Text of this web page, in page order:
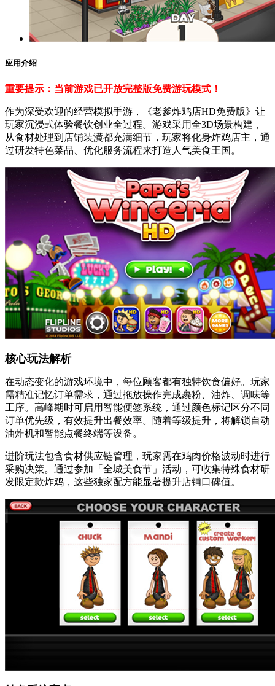
应用介绍
重要提示：当前游戏已开放完整版免费游玩模式！
作为深受欢迎的经营模拟手游，《老爹炸鸡店HD免费版》让
玩家沉浸式体验餐饮创业全过程。游戏采用全3D场景构建，
从食材处理到店铺装潢都充满细节，玩家将化身炸鸡店主，通
过研发特色菜品、优化服务流程来打造人气美食王国。
核心玩法解析
在动态变化的游戏环境中，每位顾客都有独特饮食偏好。玩家
需精准记忆订单需求，通过拖放操作完成裹粉、油炸、调味等
工序。高峰期时可启用智能便签系统，通过颜色标记区分不同
订单优先级，有效提升出餐效率。随着等级提升，将解锁自动
油炸机和智能点餐终端等设备。
进阶玩法包含食材供应链管理，玩家需在鸡肉价格波动时进行
采购决策。通过参加「全城美食节」活动，可收集特殊食材研
发限定款炸鸡，这些独家配方能显著提升店铺口碑值。